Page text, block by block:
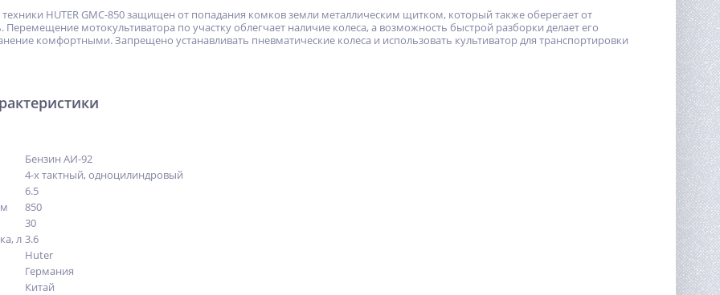
техники HUTER GMC-850 защищен от попадания комков земли металлическим щитком, который также оберегает от
Перемещение мотокультиватора по участку облегчает наличие колеса, а возможность быстрой разборки делает его
комфортными. Запрещено устанавливать пневматические колеса и использовать культиватор для транспортировки
Бензин АИ-92
4-х тактный, одноцилиндровый
6.5
850
30
л 3.6
Huter
Германия
Китай